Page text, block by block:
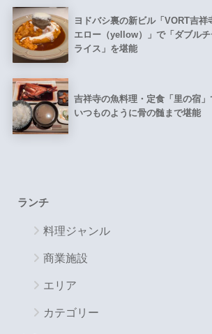
ヨドバシ裏の新ビル「VORT吉祥
エロー（yellow）」で「ダブル
ライス」を堪能
吉祥寺の魚料理・定食「里の宿
いつものように骨の髄まで堪能
ランチ
料理ジャンル
商業施設
エリア
カテゴリー